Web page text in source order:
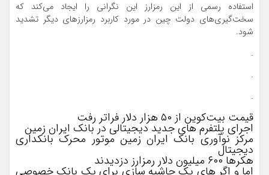
استفاده رسمی از این رمزارز این نگرانی را ایجاد می‌کند که
سخت‌گیری‌های دولت چین در مورد کاربرد رمزارزهای دیگر تشدید
شود.
.
.
.
قیمت بیت‌کوین از ۵۰ هزار دلار فراتر رفت
اجرای پلتفرم‌ های جدید دیجیتالی در بانک ایران زمین
مرکز نوآوری بانک ایران زمین موتور محرک بانکداری
دیجیتال
هکرها ۶۰۰ میلیون دلار رمزارز دزدیدند
اما و اگر های یک حاشیه سازی برای یک بانک خصوصی